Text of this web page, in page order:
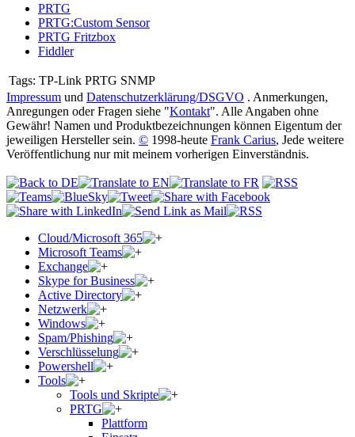
PRTG
PRTG:Custom Sensor
PRTG Fritzbox
Fiddler
Tags: TP-Link PRTG SNMP
Impressum und Datenschutzerklärung/DSGVO . Anmerkungen,
Anregungen oder Fragen siehe "Kontakt". Alle Angaben ohne
Gewähr! Namen und Produktbezeichnungen können Eigentum der
jeweiligen Hersteller sein. © 1998-heute Frank Carius, Jede weitere
Veröffentlichung nur mit meinem vorherigen Einverständnis.
Cloud/Microsoft 365
Microsoft Teams
Exchange
Skype for Business
Active Directory
Netzwerk
Windows
Spam/Phishing
Verschlüsselung
Powershell
Tools
Tools und Skripte
PRTG
Plattform